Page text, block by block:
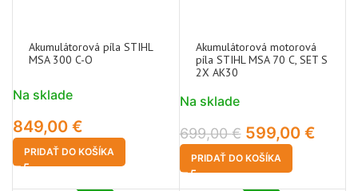
Akumulátorová píla STIHL
MSA 300 C-O
Na sklade
849,00 €
PRIDAŤ DO KOŠÍKA
Akumulátorová motorová
píla STIHL MSA 70 C, SET S
2X AK30
Na sklade
699,00€ 599,00 €
PRIDAŤ DO KOŠÍKA